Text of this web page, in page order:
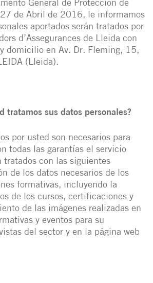
General de Protección de
27 de Abril de 2016, le informamos
aportados serán tratados por
d’Assegurances de Lleida con
domicilio en Av. Dr. Fleming, 15,
(Lleida).
tratamos sus datos personales?
por usted son necesarios para
todas las garantías el servicio
tratados con las siguientes
de los datos necesarios de los
formativas, incluyendo la
de los cursos, certificaciones y
de las imágenes realizadas en
y eventos para su
del sector y en la página web